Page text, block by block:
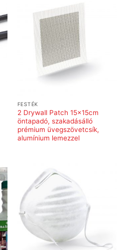
FESTÉK
2 Drywall Patch 15x15cm
öntapadó, szakadásálló
prémium üvegszövetcsík,
alumínium lemezzel